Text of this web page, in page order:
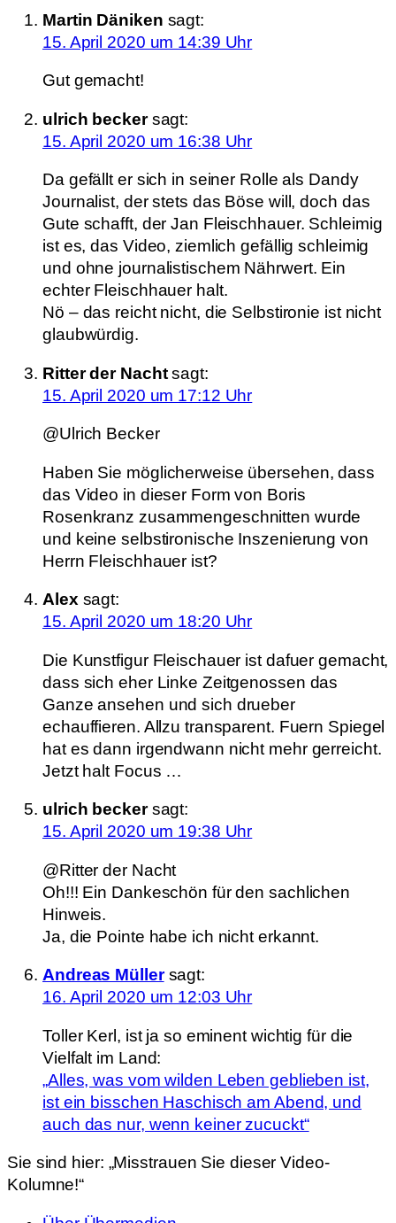
Martin Däniken sagt:
15. April 2020 um 14:39 Uhr
Gut gemacht!
ulrich becker sagt:
15. April 2020 um 16:38 Uhr
Da gefällt er sich in seiner Rolle als Dandy
Journalist, der stets das Böse will, doch das
Gute schafft, der Jan Fleischhauer. Schleimig
ist es, das Video, ziemlich gefällig schleimig
und ohne journalistischem Nährwert. Ein
echter Fleischhauer halt.
Nö – das reicht nicht, die Selbstironie ist nicht
glaubwürdig.
Ritter der Nacht sagt:
15. April 2020 um 17:12 Uhr
@Ulrich Becker
Haben Sie möglicherweise übersehen, dass
das Video in dieser Form von Boris
Rosenkranz zusammengeschnitten wurde
und keine selbstironische Inszenierung von
Herrn Fleischhauer ist?
Alex sagt:
15. April 2020 um 18:20 Uhr
Die Kunstfigur Fleischauer ist dafuer gemacht,
dass sich eher Linke Zeitgenossen das
Ganze ansehen und sich drueber
echauffieren. Allzu transparent. Fuern Spiegel
hat es dann irgendwann nicht mehr gerreicht.
Jetzt halt Focus …
ulrich becker sagt:
15. April 2020 um 19:38 Uhr
@Ritter der Nacht
Oh!!! Ein Dankeschön für den sachlichen
Hinweis.
Ja, die Pointe habe ich nicht erkannt.
Andreas Müller sagt:
16. April 2020 um 12:03 Uhr
Toller Kerl, ist ja so eminent wichtig für die
Vielfalt im Land:
„Alles, was vom wilden Leben geblieben ist,
ist ein bisschen Haschisch am Abend, und
auch das nur, wenn keiner zucuckt“
Sie sind hier: „Misstrauen Sie dieser Video-
Kolumne!“